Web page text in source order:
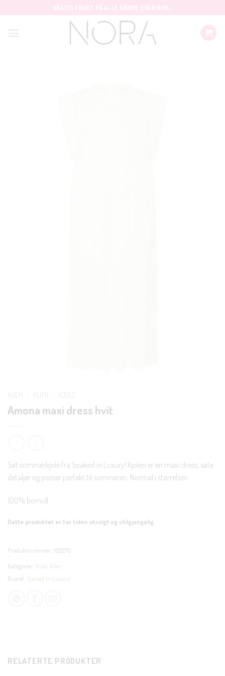
Amona maxi dress hvit
Søt sommerkjole fra Soaked in Luxury! Kjolen er en maxi dress, søte
detaljer og passer perfekt til sommeren. Normal i størrelsen
100% bomull
Dette produktet er for tiden utsolgt og utilgjengelig.
Produktnummer: 105279
Kategorier: Kjole Klær
Brand: Soaked In Luxury
RELATERTE PRODUKTER